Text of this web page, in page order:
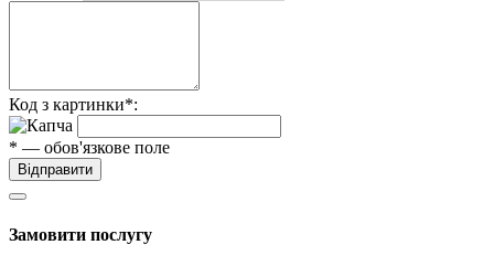
Код з картинки*:
* — обов'язкове поле
Відправити
Замовити послугу